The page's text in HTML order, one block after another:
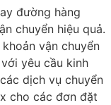
đường hàng
chuyển hiệu quả.
vận chuyển
yêu cầu kinh
dịch vụ chuyển
cho các đơn đặt